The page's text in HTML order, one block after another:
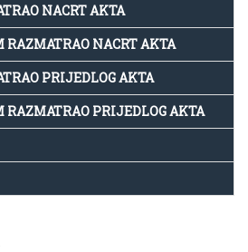
NACRT AKTA
RAZMATRAO NACRT AKTA
PRIJEDLOG AKTA
RAZMATRAO PRIJEDLOG AKTA